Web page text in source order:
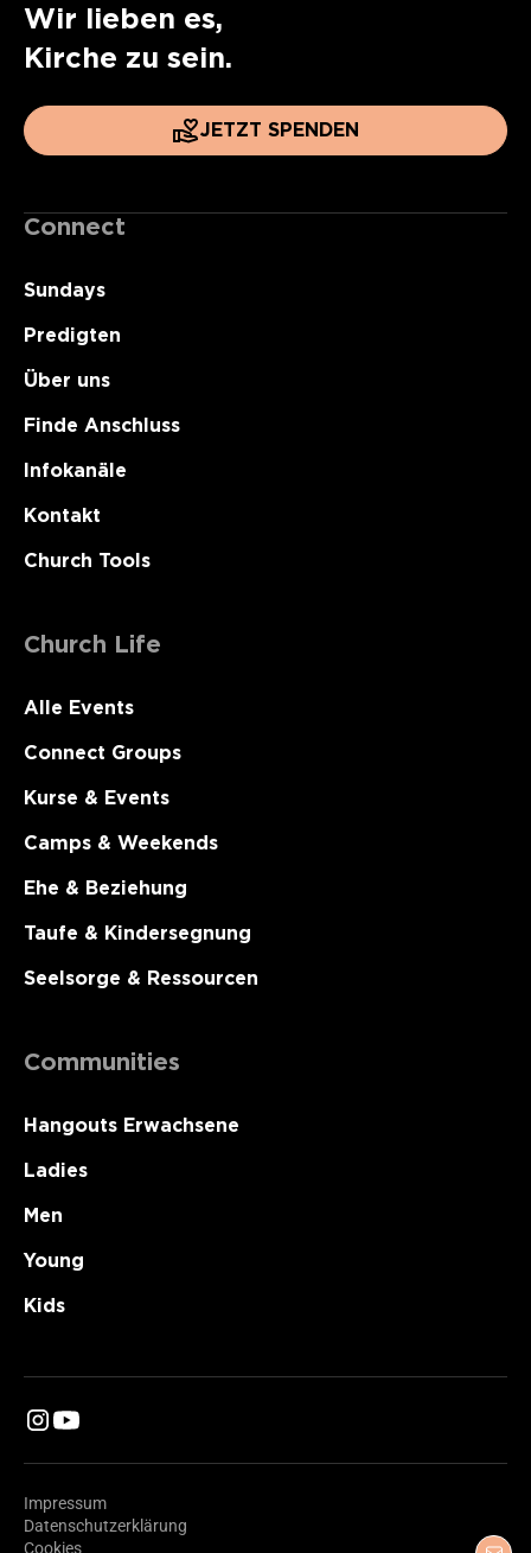
Wir lieben es,
Kirche zu sein.
JETZT SPENDEN
Connect
Sundays
Predigten
Über uns
Finde Anschluss
Infokanäle
Kontakt
Church Tools
Church Life
Alle Events
Connect Groups
Kurse & Events
Camps & Weekends
Ehe & Beziehung
Taufe & Kindersegnung
Seelsorge & Ressourcen
Communities
Hangouts Erwachsene
Ladies
Men
Young
Kids
Impressum
Datenschutzerklärung
Cookies